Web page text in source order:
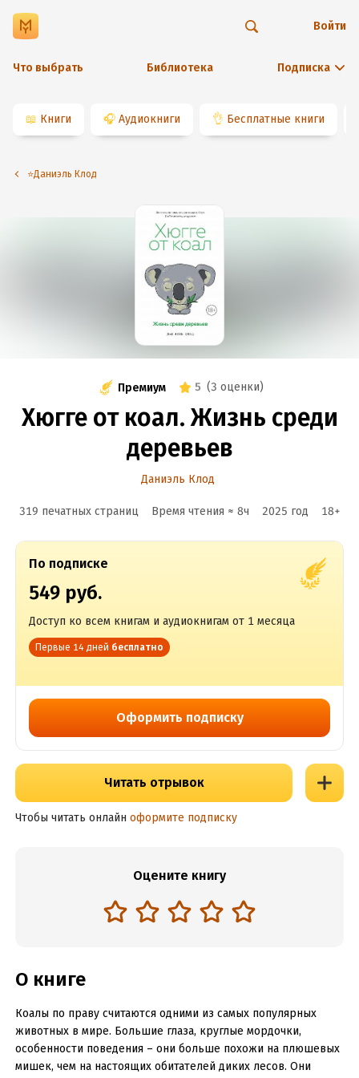
Что выбрать Библиотека Подписка
Войти
📖 Книги 🎧 Аудиокниги 👌 Бесплатные книги
⭐️Даниэль Клод
Премиум 5 (3 оценки)
Хюгге от коал. Жизнь среди
деревьев
Даниэль Клод
319 печатных страниц Время чтения ≈ 8ч 2025 год 18+
По подписке
549 руб.
Доступ ко всем книгам и аудиокнигам от 1 месяца
Первые 14 дней бесплатно
Оформить подписку
Читать отрывок
Чтобы читать онлайн оформите подписку
Оцените книгу
О книге
Коалы по праву считаются одними из самых популярных
животных в мире. Большие глаза, круглые мордочки,
особенности поведения – они больше похожи на плюшевых
мишек, чем на настоящих обитателей диких лесов. Они